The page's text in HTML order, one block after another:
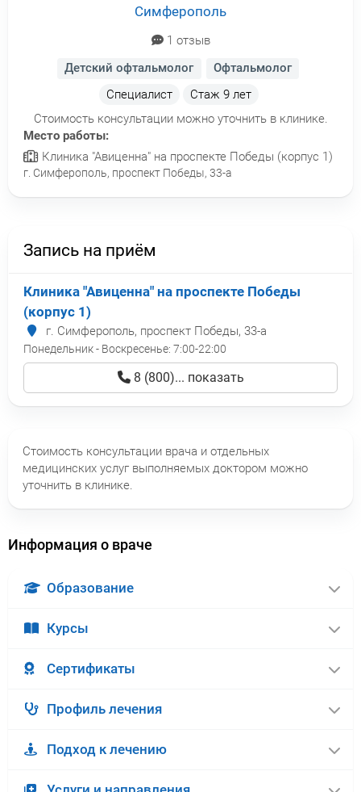
Симферополь
1 отзыв
Детский офтальмолог
Офтальмолог
Специалист
Стаж 9 лет
Стоимость консультации можно уточнить в клинике.
Место работы:
Клиника "Авиценна" на проспекте Победы (корпус 1)
г. Симферополь, проспект Победы, 33-а
Запись на приём
Клиника "Авиценна" на проспекте Победы
(корпус 1)
г. Симферополь, проспект Победы, 33-а
Понедельник - Воскресенье: 7:00-22:00
8 (800)... показать
Стоимость консультации врача и отдельных
медицинских услуг выполняемых доктором можно
уточнить в клинике.
Информация о враче
Образование
Курсы
Сертификаты
Профиль лечения
Подход к лечению